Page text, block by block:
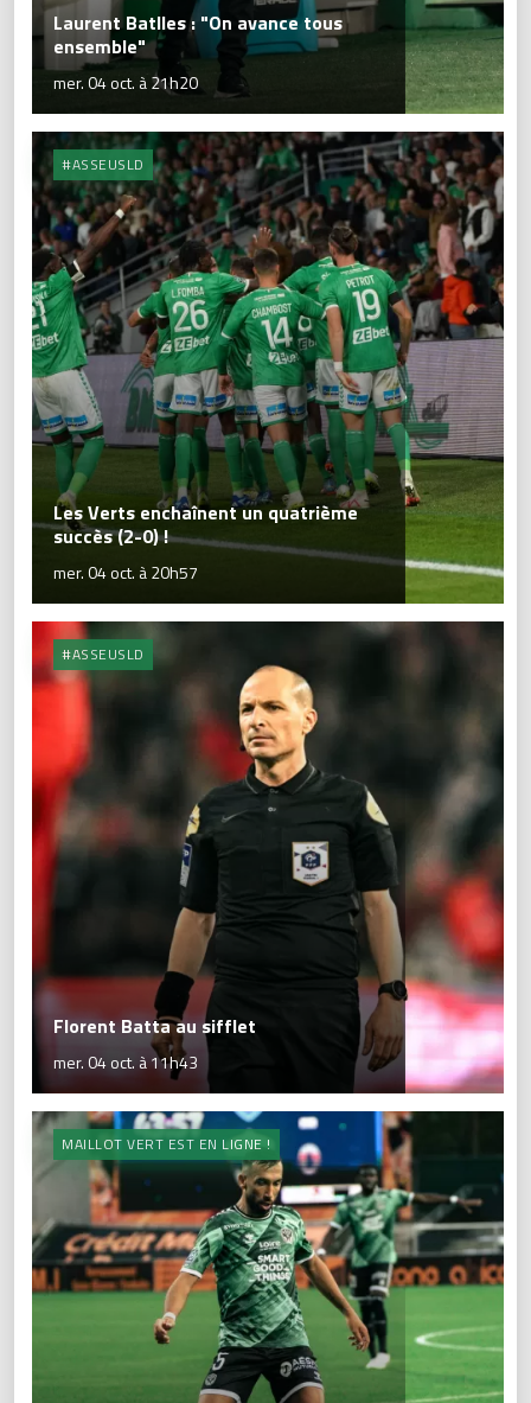
Laurent Batlles : "On avance tous
ensemble"
mer. 04 oct. à 21h20
#ASSEUSLD
Les Verts enchaînent un quatrième
succès (2-0) !
mer. 04 oct. à 20h57
#ASSEUSLD
Florent Batta au sifflet
mer. 04 oct. à 11h43
MAILLOT VERT EST EN LIGNE !